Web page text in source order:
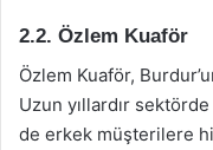
2.2. Özlem Kuaför
Özlem Kuaför,
Uzun yıllardır
de erkek müşterilere